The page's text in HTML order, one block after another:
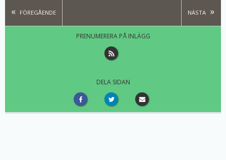
FÖREGÅENDE NÄSTA
PRENUMERERA PÅ INLÄGG
DELA SIDAN